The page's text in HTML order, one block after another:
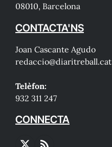
08010, Barcelona
CONTACTA'NS
Joan Cascante Agudo
redaccio@diaritreball.cat
Telèfon:
932 311 247
CONNECTA